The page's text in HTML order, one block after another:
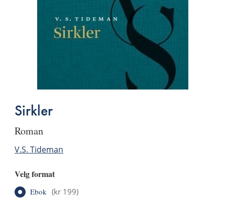
Sirkler
roman
V.S. Tideman
Velg format
Ebok (kr 199)